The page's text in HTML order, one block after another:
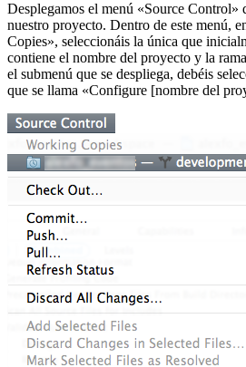
Desplegamos el menú «Source Control»
nuestro proyecto. Dentro de este menú,
Copies», seleccionáis la única que
contiene el nombre del proyecto y la
el submenú que se despliega, debéis
que se llama «Configure [nombre del